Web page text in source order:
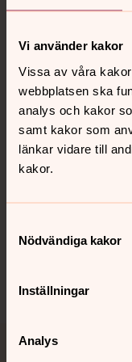
Vi använder kakor
Vissa av våra
webbplatsen ska
analys och kakor
samt kakor som
länkar vidare till
kakor.
Nödvändiga kakor
Inställningar
Analys
Kontakt
Kalender
Hitta snabbt
Sociala kanaler